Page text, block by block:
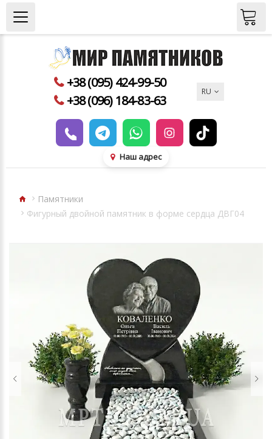
Наш адрес
+38 (095) 424-99-50
+38 (096) 184-83-63
RU
Памятники
Фигурный двойной памятник в форме сердца ДВГ04